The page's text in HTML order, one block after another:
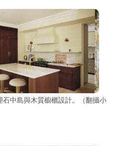
石中島與木質櫥櫃設計。（翻攝小